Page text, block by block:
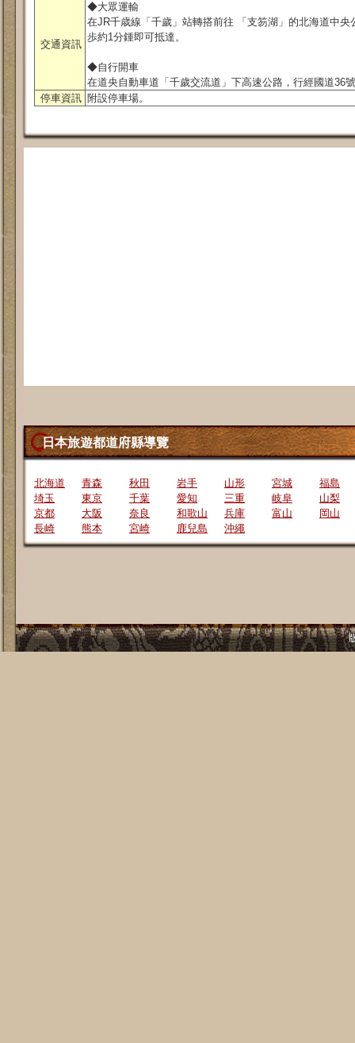
交通資訊
◆大眾運輸
在JR千歳線「千歲」站轉搭前往 「支笏湖」的北海道中
歩約1分鍾即可抵達。
◆自行開車
在道央自動車道「千歲交流道」下高速公路，行經國道36
停車資訊 附設停車場。
日本旅遊都道府縣導覽
北海道 青森 秋田 岩手 山形 宮城
福島
埼玉
東京 千葉 愛知 三重 岐阜
山梨
京都
大阪 奈良 和歌山 兵庫 富山
岡山
長崎
熊本 宮崎 鹿兒島 沖繩